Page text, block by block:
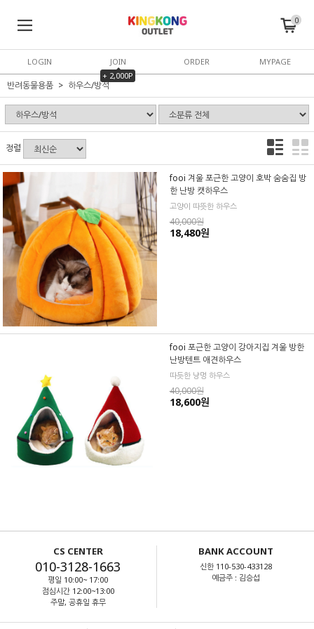
0
LOGIN
JOIN
+ 2,000P
ORDER MYPAGE
반려동물용품 하우스/방석
정렬
fooi 겨울 포근한 고양이 호박 숨숨집 방
한 난방 캣하우스
고양이 따뜻한 하우스
40,000원
18,480원
fooi 포근한 고양이 강아지집 겨울 방한
난방텐트 애견하우스
따듯한 냥멍 하우스
40,000원
18,600원
CS CENTER
010-3128-1663
평일 10:00~ 17:00
점심시간 12:00~13:00
주말, 공휴일 휴무
BANK ACCOUNT
신한 110-530-433128
예금주 : 김승섭